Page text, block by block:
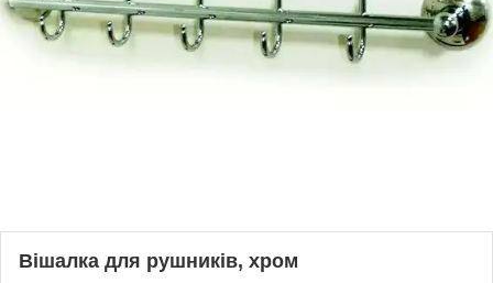
Вішалка для рушників, хром